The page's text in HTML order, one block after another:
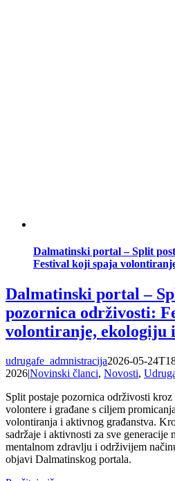
Dalmatinski portal – Split
Festival koji spaja
Dalmatinski portal –
pozornica održivosti:
volontiranje, ekologiju
udrugafe_admnistracija2026-05-
2026|Novinski članci, Novosti,
Split postaje pozornica održivosti
volontere i građane s ciljem
volontiranja i aktivnog građanstva.
sadržaje i aktivnosti za sve generacije
mentalnom zdravlju i održivijem
objavi Dalmatinskog portala.